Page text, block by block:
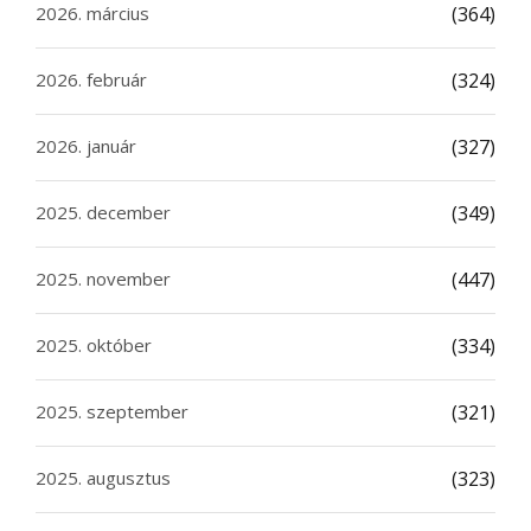
2026. március (364)
2026. február (324)
2026. január (327)
2025. december (349)
2025. november (447)
2025. október (334)
2025. szeptember (321)
2025. augusztus (323)